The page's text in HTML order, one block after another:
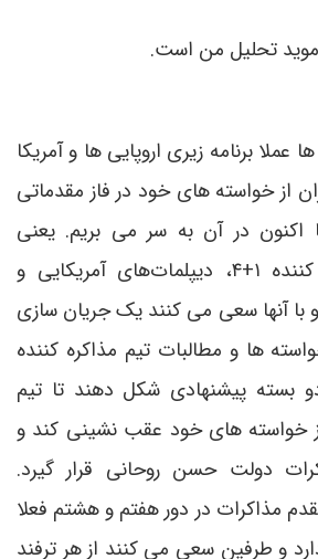
موید تحلیل من است.
برنامه زیری اروپایی ها و آمریکا
از خواسته های خود در فاز مقدماتی
در آن به سر می بریم. یعنی
اعضای تیم مذاکره کننده ۱+۴، دیپلمات‌های آمریکایی و
با آنها سعی می کنند یک جریان سازی
ها و مطالبات تیم مذاکره کننده
بسته پیشنهادی شکل دهند تا تیم
از خواسته های خود عقب نشینی کند و
مذاکرات دولت حسن روحانی قرار گیرد.
مذاکرات در دور هفتم و هشتم فعلا
و طرفین سعی می کنند از هر ترفند